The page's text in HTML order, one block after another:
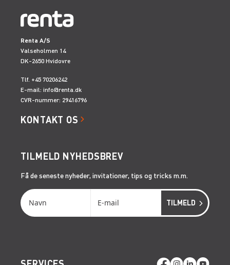
Renta A/S
Valseholmen 14
DK-2650 Hvidovre
Tlf. +45 70206242
E-mail: info@renta.dk
CVR-nummer: 29416796
KONTAKT OS
TILMELD NYHEDSBREV
Få de seneste nyheder, invitationer, tips og tricks m.m.